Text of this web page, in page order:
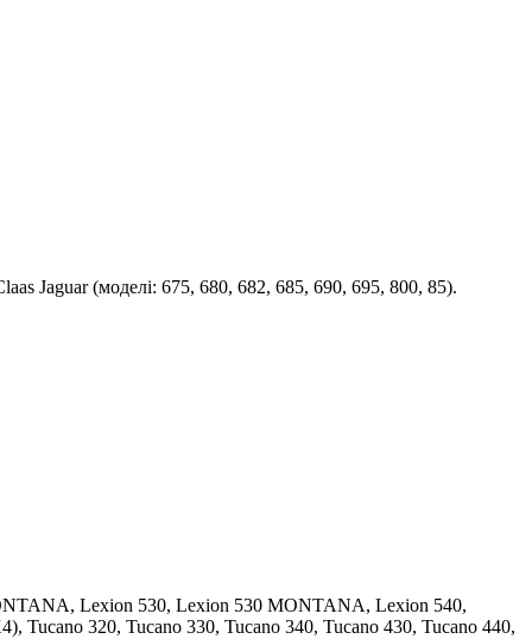
Jaguar (моделі: 675, 680, 682, 685, 690, 695, 800, 85).
Lexion 530, Lexion 530 MONTANA, Lexion 540,
320, Tucano 330, Tucano 340, Tucano 430, Tucano 440,